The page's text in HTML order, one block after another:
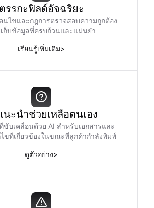
ตรรกะฟิลด์อัจฉริยะ
นไขและกฎการตรวจสอบความถูกต้อง
ก็บข้อมูลที่ครบถ้วนและแม่นยำ
เรียนรู้เพิ่มเติม>
นะนำช่วยเหลือตนเอง
บเคลื่อนด้วย AI สำหรับเอกสารและ
ขที่เกี่ยวข้องในขณะที่ลูกค้ากำลังพิมพ์
ดูตัวอย่าง>